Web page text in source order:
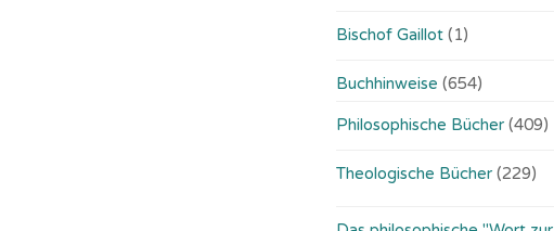
Bischof Gaillot (1)
Buchhinweise (654)
Philosophische Bücher (409)
Theologische Bücher (229)